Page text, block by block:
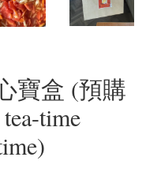
寶盒 (預購
time